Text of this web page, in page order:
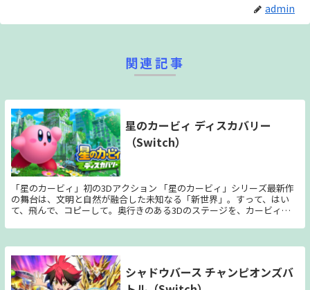
admin
関連記事
星のカービィ ディスカバリー
（Switch）
「星のカービィ」初の3Dアクション 「星のカービィ」シリーズ最新作
の舞台は、文明と自然が融合した未知なる「新世界」。すって、はい
て、飛んで、コピーして。奥行きのある3Dのステージを、カービィお
救出を目指す 謎の敵「ビースト軍団」にさらわれたワドルディたちを
助けるため、カービィの冒険が始まります。各ステージでは、ビースト
軍団と戦ったり、仕掛けを解いたりしながら、ゴール地点にとらわれて
いるワドルディたちの救出を目指します。 ◆進化する多彩なコピー能
力 おなじみのコピー能力が3Dに生まれ変わるのはもちろん、新しいコ
シャドウバース チャンピオンズバ